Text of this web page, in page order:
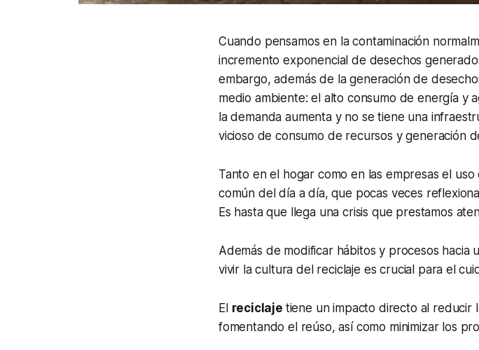
Cuando pensamos en la contaminación
incremento exponencial de desechos
embargo, además de la generación de
medio ambiente: el alto consumo de energía y
la demanda aumenta y no se tiene una
vicioso de consumo de recursos y generación
Tanto en el hogar como en las empresas el
común del día a día, que pocas veces
Es hasta que llega una crisis que prestamos
Además de modificar hábitos y procesos hacia
vivir la cultura del reciclaje es crucial para el
El reciclaje tiene un impacto directo al reducir
fomentando el reúso, así como minimizar los